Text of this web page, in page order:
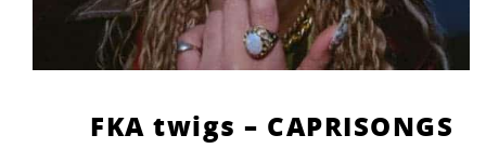
FKA twigs – CAPRISONGS